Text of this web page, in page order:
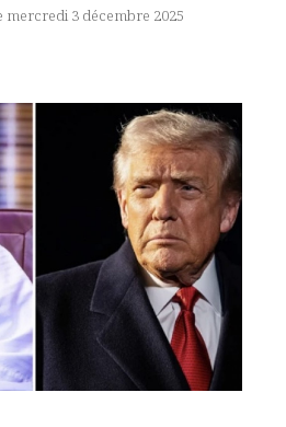
mercredi 3 décembre 2025